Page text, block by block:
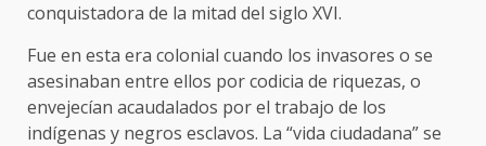
conquistadora de la mitad del siglo XVI.
Fue en esta era colonial cuando los invasores o se
asesinaban entre ellos por codicia de riquezas, o
envejecían acaudalados por el trabajo de los
indígenas y negros esclavos. La “vida ciudadana” se